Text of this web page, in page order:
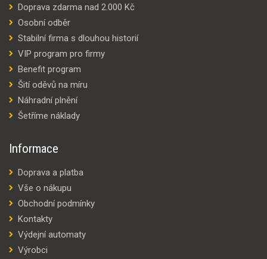
Doprava zdarma nad 2.000 Kč
Osobní odběr
Stabilní firma s dlouhou historií
VIP program pro firmy
Benefit program
Šití oděvů na míru
Náhradní plnění
Šetříme náklady
Informace
Doprava a platba
Vše o nákupu
Obchodní podmínky
Kontakty
Výdejní automaty
Výrobci